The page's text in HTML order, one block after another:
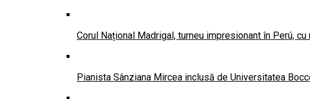
Corul Național Madrigal, turneu impresionant în Perú,
Pianista Sânziana Mircea inclusă de Universitatea